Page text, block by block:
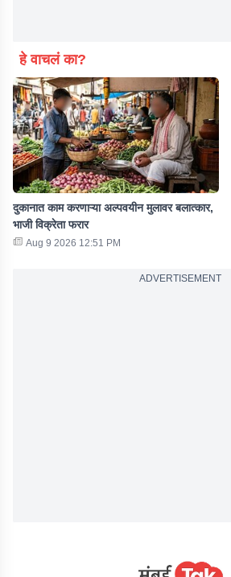
हे वाचलं का?
दुकानात काम करणाऱ्या अल्पवयीन मुलावर बलात्कार,
भाजी विक्रेता फरार
Aug 9 2026 12:51 PM
ADVERTISEMENT